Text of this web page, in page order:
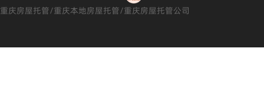
重庆房屋托管/重庆本地房屋托管/重庆房屋托管公司